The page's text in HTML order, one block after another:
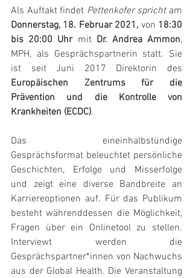
Als Auftakt findet Pettenkofer spricht
Donnerstag, 18. Februar 2021, von 18:30
bis 20:00 Uhr mit Dr. Andrea Ammon,
MPH, als Gesprächspartnerin statt. Sie
Europäischen Zentrums für die
Prävention und die Kontrolle von
Krankheiten (ECDC).
Das eineinhalbstündige
Gesprächsformat beleuchtet persönliche
Geschichten, Erfolge und Misserfolge
und zeigt eine diverse Bandbreite an
Karriereoptionen auf. Für das Publikum
besteht währenddessen die Möglichkeit,
Fragen über ein Onlinetool zu stellen.
Interviewt werden die
Gesprächspartner*innen von Nachwuchs
aus der Global Health. Die Veranstaltung